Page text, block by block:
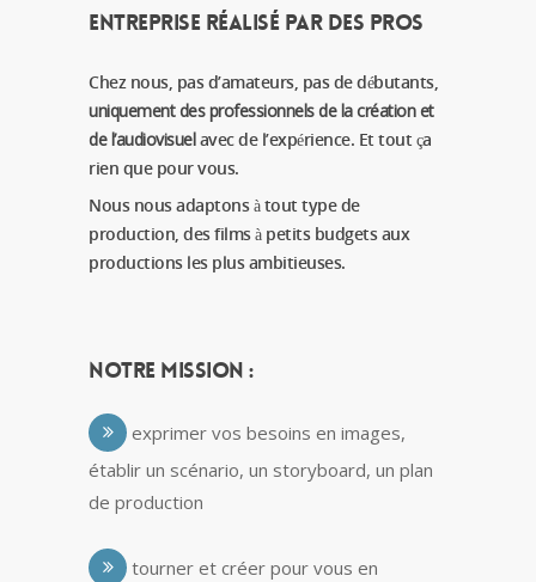
entreprise réalisé par des pros
Chez nous, pas d’amateurs, pas de débutants,
uniquement des professionnels de la création et
de l’audiovisuelavec de l’expérience. Et tout ça
rien que pour vous.
Nous nous adaptons à tout type de
production, des films à petits budgets aux
productions les plus ambitieuses.
Notre mission :
exprimer vos besoins en images,
établir un scénario, un storyboard, un plan
de production
tourner et créer pour vous en